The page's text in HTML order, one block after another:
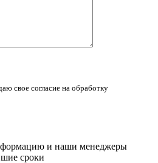
свое согласие на обработку
и наши менеджеры
сроки